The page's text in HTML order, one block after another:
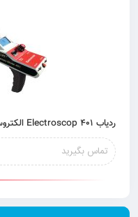
ردیاب 401 Electroscop الکتروسکوپ 401 دیجیتال
تماس بگیرید